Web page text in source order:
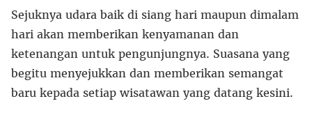
Sejuknya udara baik di siang hari maupun dimalam
hari akan memberikan kenyamanan dan
ketenangan untuk pengunjungnya. Suasana yang
begitu menyejukkan dan memberikan semangat
baru kepada setiap wisatawan yang datang kesini.